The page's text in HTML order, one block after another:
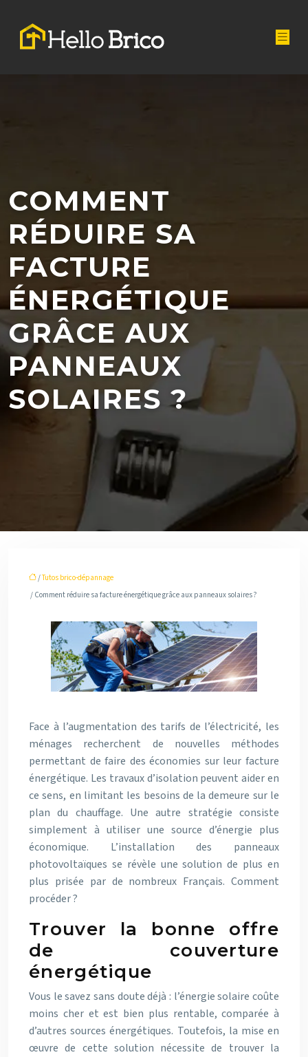
COMMENT
RÉDUIRE SA
FACTURE
ÉNERGÉTIQUE
GRÂCE AUX
PANNEAUX
SOLAIRES ?
/Tutos brico-dépannage
/ Comment réduire sa facture énergétique grâce aux panneaux solaires ?
Face à l’augmentation des tarifs de l’électricité, les
ménages recherchent de nouvelles méthodes
permettant de faire des économies sur leur facture
énergétique. Les travaux d’isolation peuvent aider en
ce sens, en limitant les besoins de la demeure sur le
plan du chauffage. Une autre stratégie consiste
simplement à utiliser une source d’énergie plus
économique. L’installation des panneaux
photovoltaïques se révèle une solution de plus en
plus prisée par de nombreux Français. Comment
procéder ?
Trouver la bonne offre
de couverture
énergétique
Vous le savez sans doute déjà : l’énergie solaire coûte
moins cher et est bien plus rentable, comparée à
d’autres sources énergétiques. Toutefois, la mise en
œuvre de cette solution nécessite de trouver la